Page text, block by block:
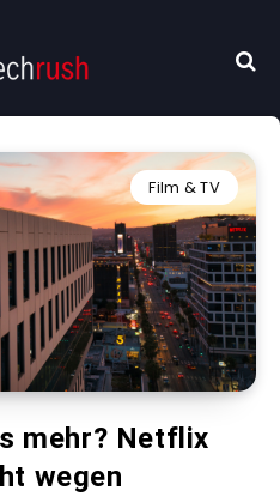
Film & TV
mehr? Netflix
wegen